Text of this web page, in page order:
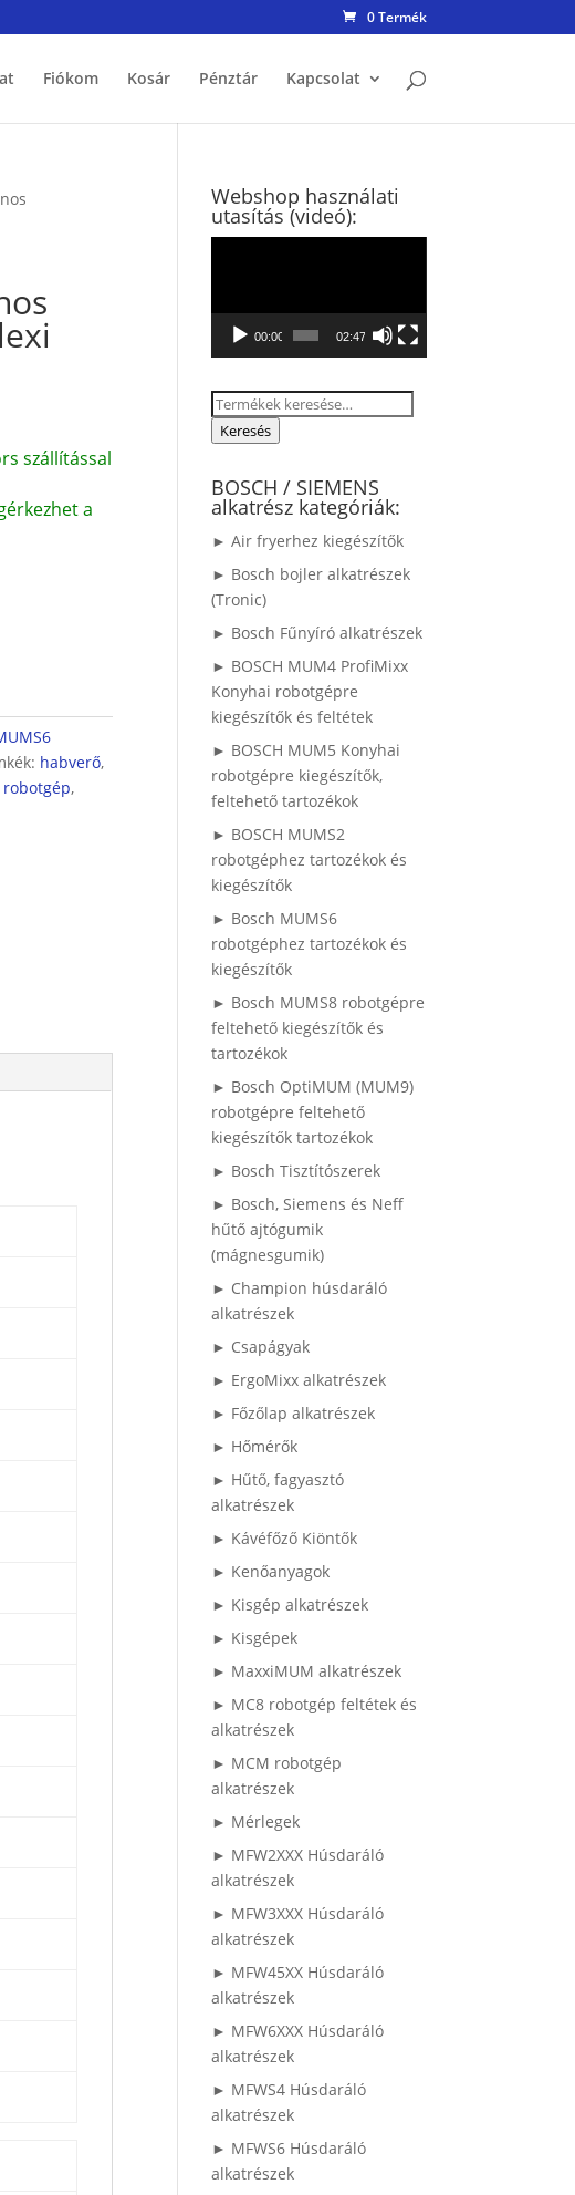
0 Termék
Fiókom Kosár Pénztár Kapcsolat
szállítással
a
habverő,
robotgép,
Webshop használati
utasítás (videó):
00:00 02:47
Keresés
Keresés
BOSCH / SIEMENS
alkatrész kategóriák:
► Air fryerhez kiegészítők
► Bosch bojler alkatrészek
(Tronic)
► Bosch Fűnyíró alkatrészek
► BOSCH MUM4 ProfiMixx
Konyhai robotgépre
kiegészítők és feltétek
► BOSCH MUM5 Konyhai
robotgépre kiegészítők,
feltehető tartozékok
► BOSCH MUMS2
robotgéphez tartozékok és
kiegészítők
► Bosch MUMS6
robotgéphez tartozékok és
kiegészítők
► Bosch MUMS8 robotgépre
feltehető kiegészítők és
tartozékok
► Bosch OptiMUM (MUM9)
robotgépre feltehető
kiegészítők tartozékok
► Bosch Tisztítószerek
► Bosch, Siemens és Neff
hűtő ajtógumik
(mágnesgumik)
► Champion húsdaráló
alkatrészek
► Csapágyak
► ErgoMixx alkatrészek
► Főzőlap alkatrészek
► Hőmérők
► Hűtő, fagyasztó
alkatrészek
► Kávéfőző Kiöntők
► Kenőanyagok
► Kisgép alkatrészek
► Kisgépek
► MaxxiMUM alkatrészek
► MC8 robotgép feltétek és
alkatrészek
► MCM robotgép
alkatrészek
► Mérlegek
► MFW2XXX Húsdaráló
alkatrészek
► MFW3XXX Húsdaráló
alkatrészek
► MFW45XX Húsdaráló
alkatrészek
► MFW6XXX Húsdaráló
alkatrészek
► MFWS4 Húsdaráló
alkatrészek
► MFWS6 Húsdaráló
alkatrészek